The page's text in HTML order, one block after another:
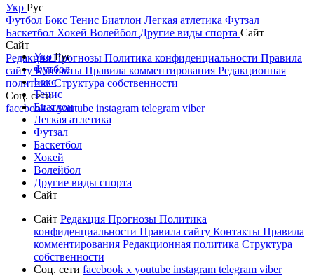
Укр Рус
Футбол Бокс Тенис Биатлон Легкая атлетика Футзал
Баскетбол Хокей Волейбол Другие виды спорта Сайт
Сайт
РедакцияПрогнозы Политика конфиденциальности Правила
сайтуКонтакты Правила комментирования Редакционная
политикаСтруктура собственности
Соц. сети
facebookxyoutube instagram telegram viber
УкрРус
Футбол
Бокс
Тенис
Биатлон
Легкая атлетика
Футзал
Баскетбол
Хокей
Волейбол
Другие виды спорта
Сайт
Сайт Редакция Прогнозы Политика
конфиденциальности Правила сайту Контакты Правила
комментирования Редакционная политика Структура
собственности
Соц. сети facebook x youtube instagram telegram viber